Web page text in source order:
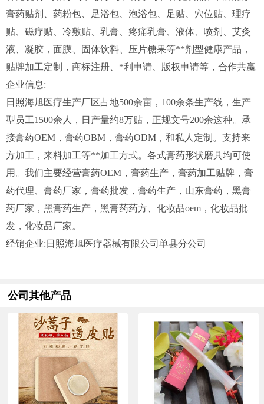
膏药贴剂、药粉包、足浴包、泡浴包、足贴、穴位贴、理疗
贴、磁疗贴、冷敷贴、乳膏、疼痛乳膏、液体、喷剂、艾灸
液、凝胶，面膜、固体饮料、压片糖果等**剂型健康产品，
贴牌加工定制，商标注册、*利申请、版权申请等，合作共赢
企业信息:
日照海旭医疗生产厂区占地500余亩，100余条生产线，生产
型员工1500余人，日产量约8万贴，正规文号200余这种。承
接膏药OEM，膏药OBM，膏药ODM，和私人定制。支持来
方加工，来料加工等**加工方式。各式膏药形状磨具均可使
用。我们主要经营膏药OEM，膏药生产，膏药加工贴牌，膏
药代理、膏药厂家，膏药批发，膏药生产，山东膏药，黑膏
药厂家，黑膏药生产，黑膏药药方、化妆品oem，化妆品批
发，化妆品厂家。
经销企业:日照海旭医疗器械有限公司单县分公司
公司其他产品